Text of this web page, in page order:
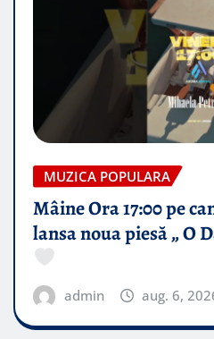
MUZICA POPULARA
Mâine Ora 17:00 pe
lansa noua piesă „ O
admin aug. 6,